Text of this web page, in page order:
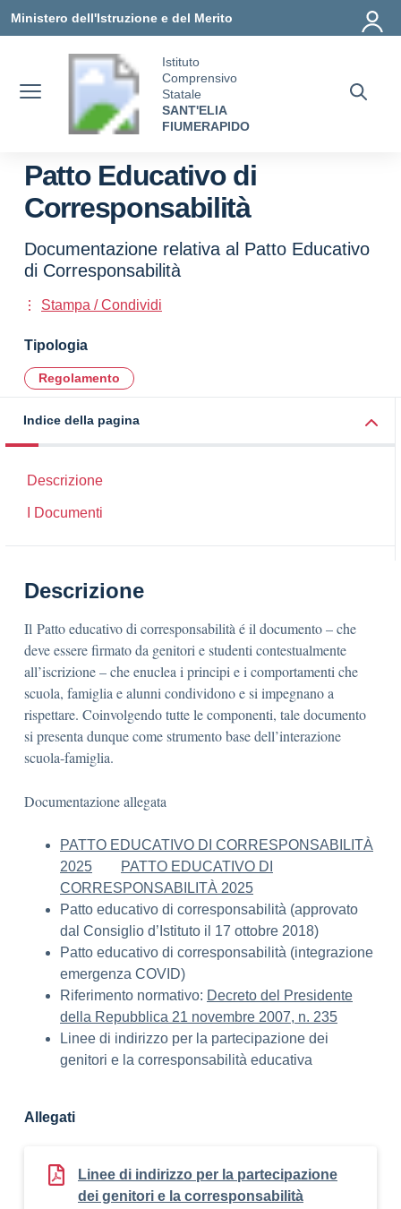
Ministero dell'Istruzione e del Merito
Istituto
Comprensivo
Statale
SANT'ELIA
FIUMERAPIDO
Patto Educativo di
Corresponsabilità
Documentazione relativa al Patto Educativo
di Corresponsabilità
Stampa / Condividi
Tipologia
Regolamento
Indice della pagina
Descrizione
I Documenti
Descrizione
Il Patto educativo di corresponsabilità é il documento – che
deve essere firmato da genitori e studenti contestualmente
all’iscrizione – che enuclea i principi e i comportamenti che
scuola, famiglia e alunni condividono e si impegnano a
rispettare. Coinvolgendo tutte le componenti, tale documento
si presenta dunque come strumento base dell’interazione
scuola-famiglia.
Documentazione allegata
PATTO EDUCATIVO DI CORRESPONSABILITÀ
2025
PATTO EDUCATIVO DI
CORRESPONSABILITÀ 2025
Patto educativo di corresponsabilità (approvato
dal Consiglio d’Istituto il 17 ottobre 2018)
Patto educativo di corresponsabilità (integrazione
emergenza COVID)
Riferimento normativo: Decreto del Presidente
della Repubblica 21 novembre 2007, n. 235
Linee di indirizzo per la partecipazione dei
genitori e la corresponsabilità educativa
Allegati
Linee di indirizzo per la partecipazione
dei genitori e la corresponsabilità